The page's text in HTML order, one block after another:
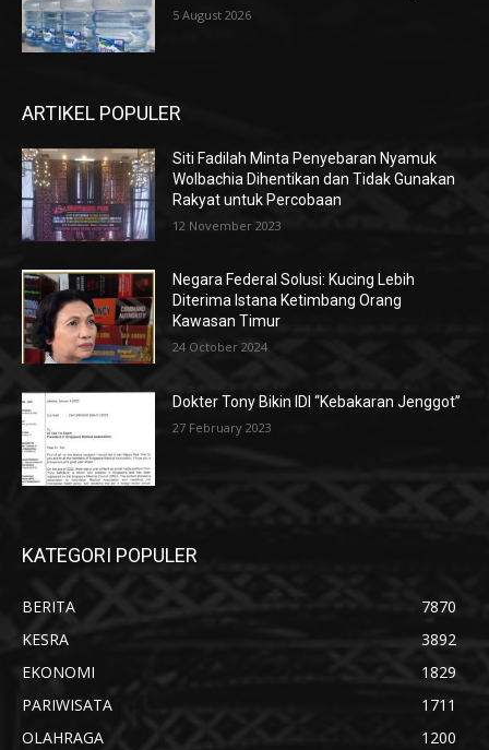
5 August 2026
ARTIKEL POPULER
Siti Fadilah Minta Penyebaran Nyamuk
Wolbachia Dihentikan dan Tidak Gunakan
Rakyat untuk Percobaan
12 November 2023
Negara Federal Solusi: Kucing Lebih
Diterima Istana Ketimbang Orang
Kawasan Timur
24 October 2024
Dokter Tony Bikin IDI “Kebakaran Jenggot”
27 February 2023
KATEGORI POPULER
BERITA
7870
KESRA
3892
EKONOMI
1829
PARIWISATA
1711
OLAHRAGA
1200